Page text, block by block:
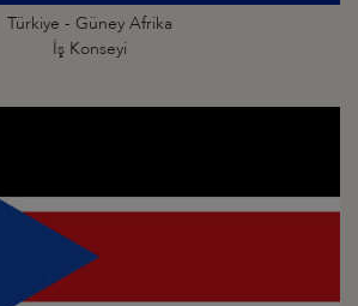
Türkiye - Güney Afrika
İş Konseyi